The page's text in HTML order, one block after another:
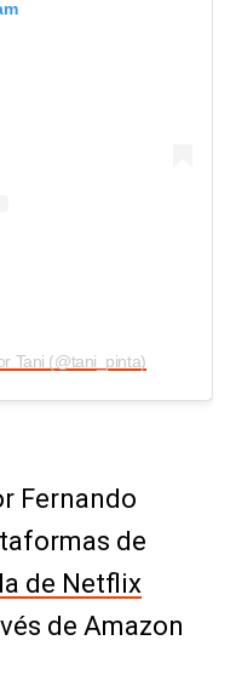
Tani (@tani_pinta)
Fernando
de
de Netflix
de Amazon